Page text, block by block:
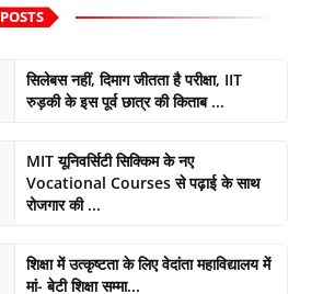
POSTS
सिलेबस नहीं, दिमाग जीतता है परीक्षा, IIT
रुड़की के इस पूर्व छात्र की किताब ...
MIT यूनिवर्सिटी सिक्किम के नए
Vocational Courses से पढ़ाई के साथ
रोजगार की ...
शिक्षा में उत्कृष्टता के लिए वेदांता महाविद्यालय में
मां- बेटी शिक्षा सम्मा...